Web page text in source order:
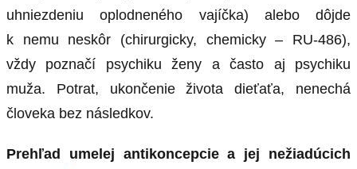
uhniezdeniu oplodneného vajíčka) alebo dôjde
k nemu neskôr (chirurgicky, chemicky – RU-486),
vždy poznačí psychiku ženy a často aj psychiku
muža. Potrat, ukončenie života dieťaťa, nenechá
človeka bez následkov.
Prehľad umelej antikoncepcie a jej nežiadúcich